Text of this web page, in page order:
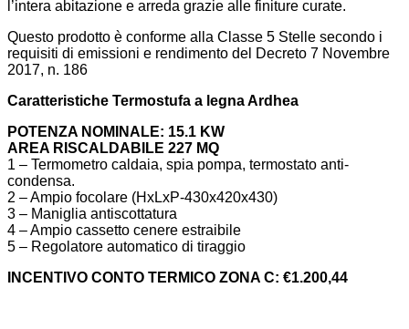
l’intera abitazione e arreda grazie alle finiture curate.
Questo prodotto è conforme alla Classe 5 Stelle secondo i
requisiti di emissioni e rendimento del Decreto 7 Novembre
2017, n. 186
Caratteristiche Termostufa a legna Ardhea
POTENZA NOMINALE: 15.1 KW
AREA RISCALDABILE 227 MQ
1 – Termometro caldaia, spia pompa, termostato anti-
condensa.
2 – Ampio focolare (HxLxP-430x420x430)
3 – Maniglia antiscottatura
4 – Ampio cassetto cenere estraibile
5 – Regolatore automatico di tiraggio
INCENTIVO CONTO TERMICO ZONA C: €1.200,44